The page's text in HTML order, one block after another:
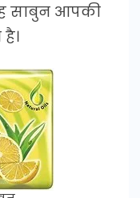
साबुन आपकी